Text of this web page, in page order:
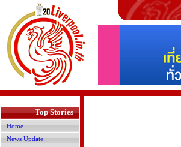
Top Stories
Home
News Update